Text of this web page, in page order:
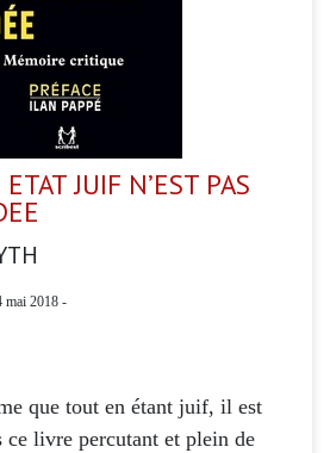
JUIF N’EST PAS
2018 -
que tout en étant juif, il est
ce livre percutant et plein de